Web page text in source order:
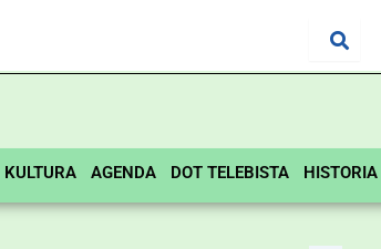
KULTURA AGENDA DOT TELEBISTA HISTORIA